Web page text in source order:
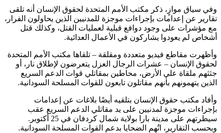
وفي سياق موازٍ، ذكر مكتب الأمم المتحدة لحقوق الإنسان أنه تلقى
تقارير عن إعدامات بإجراءات موجزة للمدنيين الذين يحاولون الفرار،
مع مؤشرات على وجود دوافع قبلية لعمليات القتل، وكذلك قتل
أشخاص لم يعودوا يشاركون في الأعمال العدائية.
وأظهرت مقاطع فيديو متعددة ومقلقة – تلقاها مكتب الأمم المتحدة
لحقوق الإنسان – عشرات الرجال العزل يتعرضون لإطلاق نار، أو
جثثهم ملقاة على الأرض، محاطين بمقاتلي قوات الدعم السريع
الذين يتهمونهم بأنهم مقاتلون تابعون للقوات المسلحة السودانية.
وأفاد مكتب حقوق الإنسان بتلقيه أيضًا بلاغات عن إعدامات
بإجراءات موجزة لمدنيين على يد مقاتلي الدعم السريع عقب
سيطرتهم على مدينة بارا بولاية شمال كردفان في 25 أكتوبر.
وبحسب التقارير، اتُهم الضحايا بدعم القوات المسلحة السودانية.